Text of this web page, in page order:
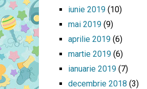
iunie 2019 (10)
mai 2019 (9)
aprilie 2019 (6)
martie 2019 (6)
ianuarie 2019 (7)
decembrie 2018 (3)